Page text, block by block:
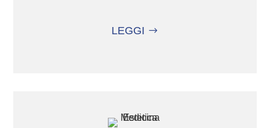
LEGGI